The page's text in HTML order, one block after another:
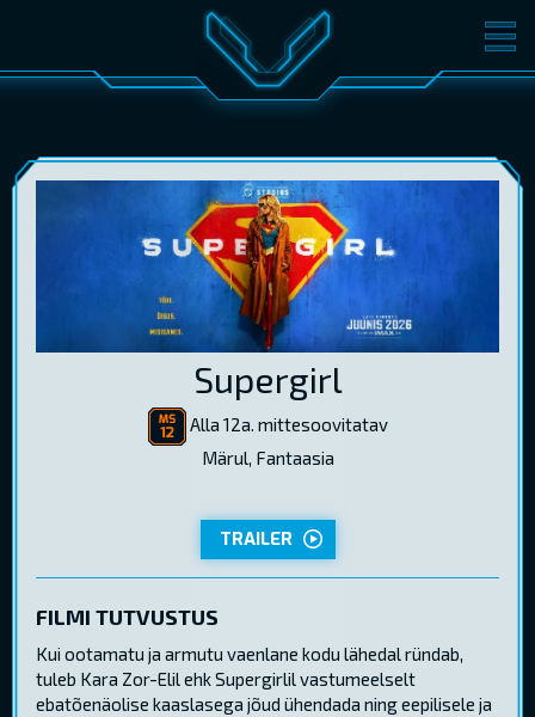
FILMID PILETID
V-KLUBI
KINKEKAARDID
Supergirl
Alla 12a. mittesoovitatav
Märul, Fantaasia
TRAILER
FILMI TUTVUSTUS
Kui ootamatu ja armutu vaenlane kodu lähedal ründab,
tuleb Kara Zor-Elil ehk Supergirlil vastumeelselt
ebatõenäolise kaaslasega jõud ühendada ning eepilisele ja